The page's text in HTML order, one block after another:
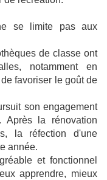
se limite pas aux
de classe ont
notamment en
favoriser le goût de
son engagement
Après la rénovation
la réfection d'une
année.
et fonctionnel
apprendre, mieux